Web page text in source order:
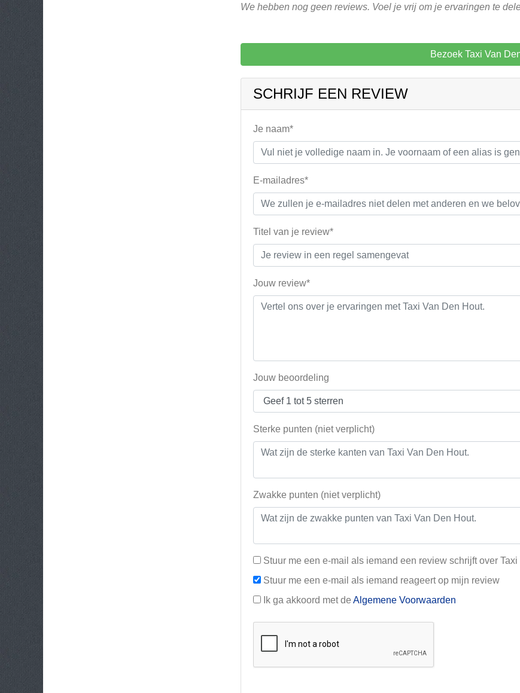
We hebben nog geen reviews. Voel je vrij om je ervaringen te
Bezoek Taxi Van
SCHRIJF EEN REVIEW
Je naam*
E-mailadres*
Titel van je review*
Jouw review*
Jouw beoordeling
Sterke punten (niet verplicht)
Zwakke punten (niet verplicht)
Stuur me een e-mail als iemand een review schrijft over
Stuur me een e-mail als iemand reageert op mijn review
Ik ga akkoord met de Algemene Voorwaarden